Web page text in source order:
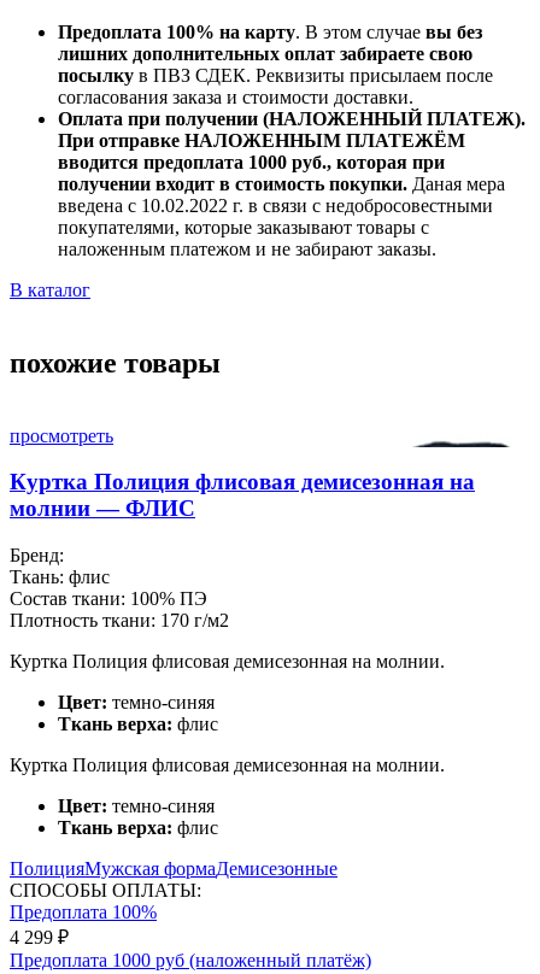
Предоплата 100% на карту. В этом случае вы без
лишних дополнительных оплат забираете свою
посылку в ПВЗ СДЕК. Реквизиты присылаем после
согласования заказа и стоимости доставки.
Оплата при получении (НАЛОЖЕННЫЙ ПЛАТЕЖ).
При отправке НАЛОЖЕННЫМ ПЛАТЕЖЁМ
вводится предоплата 1000 руб., которая при
получении входит в стоимость покупки. Даная мера
введена с 10.02.2022 г. в связи с недобросовестными
покупателями, которые заказывают товары с
наложенным платежом и не забирают заказы.
В каталог
похожие товары
просмотреть
Куртка Полиция флисовая демисезонная на
молнии — ФЛИС
Бренд:
Ткань: флис
Состав ткани: 100% ПЭ
Плотность ткани: 170 г/м2
Куртка Полиция флисовая демисезонная на молнии.
Цвет: темно-синяя
Ткань верха: флис
Куртка Полиция флисовая демисезонная на молнии.
Цвет: темно-синяя
Ткань верха: флис
ПолицияМужская формаДемисезонные
СПОСОБЫ ОПЛАТЫ:
Предоплата 100%
4 299 ₽
Предоплата 1000 руб (наложенный платёж)